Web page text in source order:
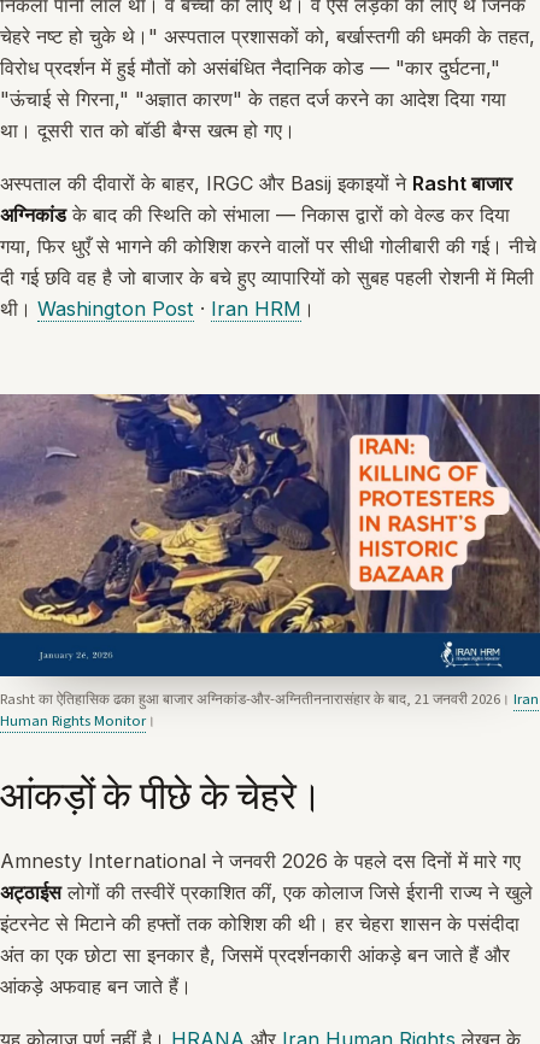
चेहरे नष्ट हो चुके थे।" अस्पताल प्रशासकों को, बर्खास्तगी की धमकी के तहत,
विरोध प्रदर्शन में हुई मौतों को असंबंधित नैदानिक कोड — "कार दुर्घटना,"
"ऊंचाई से गिरना," "अज्ञात कारण" के तहत दर्ज करने का आदेश दिया गया
था। दूसरी रात को बॉडी बैग्स खत्म हो गए।
अस्पताल की दीवारों के बाहर, IRGC और Basij इकाइयों ने Rasht बाजार
अग्निकांडके बाद की स्थिति को संभाला — निकास द्वारों को वेल्ड कर दिया
गया, फिर धुएँ से भागने की कोशिश करने वालों पर सीधी गोलीबारी की गई। नीचे
दी गई छवि वह है जो बाजार के बचे हुए व्यापारियों को सुबह पहली रोशनी में मिली
थी। Washington Post · Iran HRM ।
Rasht का ऐतिहासिक ढका हुआ बाजार अग्निकांड-और-अग्नितीननारासंहार के बाद, 21 जनवरी 2026। Iran
Human Rights Monitor।
आंकड़ों के पीछे के चेहरे।
Amnesty International ने जनवरी 2026 के पहले दस दिनों में मारे गए
अट्ठाईसलोगों की तस्वीरें प्रकाशित कीं, एक कोलाज जिसे ईरानी राज्य ने खुले
इंटरनेट से मिटाने की हफ्तों तक कोशिश की थी। हर चेहरा शासन के पसंदीदा
अंत का एक छोटा सा इनकार है, जिसमें प्रदर्शनकारी आंकड़े बन जाते हैं और
आंकड़े अफवाह बन जाते हैं।
यह कोलाज पूर्ण नहीं है। HRANA और Iran Human Rights लेखन के